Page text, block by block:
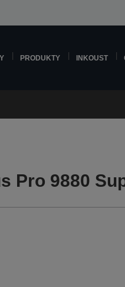
PRODUKTY INKOUST
Pro 9880